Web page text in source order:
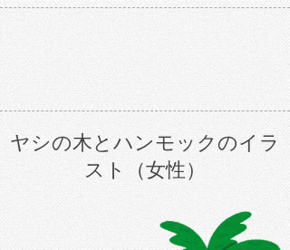
ヤシの木とハンモックのイラ
スト（女性）